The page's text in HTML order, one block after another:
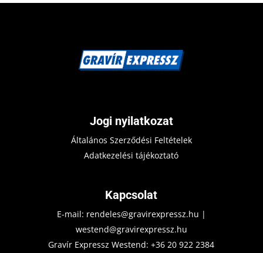
Jogi nyilatkozat
Általános Szerződési Feltételek
Adatkezelési tájékoztató
Kapcsolat
E-mail: rendeles@gravirexpressz.hu |
westend@gravirexpressz.hu
Gravír Expressz Westend:+36 20 922 2384